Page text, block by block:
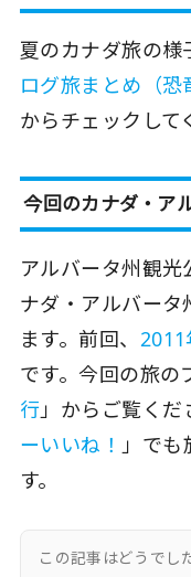
夏のカナダ旅の様
ログ旅まとめ（恐
からチェックして
今回のカナダ・ア
アルバータ州観光
ナダ・アルバータ
ます。前回、 2011
です。今回の旅の
行」からご覧くだ
ーいいね！ 」でも
す。
この記事はどうでし